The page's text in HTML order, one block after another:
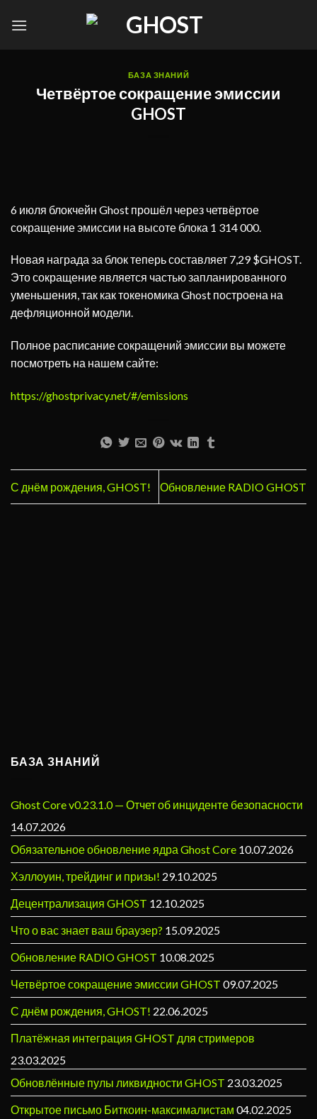
БАЗА ЗНАНИЙ
Четвёртое сокращение эмиссии
GHOST
6 июля блокчейн Ghost прошёл через четвёртое
сокращение эмиссии на высоте блока 1 314 000.
Новая награда за блок теперь составляет 7,29 $GHOST.
Это сокращение является частью запланированного
уменьшения, так как токеномика Ghost построена на
дефляционной модели.
Полное расписание сокращений эмиссии вы можете
посмотреть на нашем сайте:
https://ghostprivacy.net/#/emissions
С днём рождения, GHOST! Обновление RADIO GHOST
БАЗА ЗНАНИЙ
Ghost Core v0.23.1.0 — Отчет об инциденте безопасности
14.07.2026
Обязательное обновление ядра Ghost Core 10.07.2026
Хэллоуин, трейдинг и призы! 29.10.2025
Децентрализация GHOST 12.10.2025
Что о вас знает ваш браузер? 15.09.2025
Обновление RADIO GHOST 10.08.2025
Четвёртое сокращение эмиссии GHOST 09.07.2025
С днём рождения, GHOST! 22.06.2025
Платёжная интеграция GHOST для стримеров
23.03.2025
Обновлённые пулы ликвидности GHOST 23.03.2025
Открытое письмо Биткоин-максималистам 04.02.2025